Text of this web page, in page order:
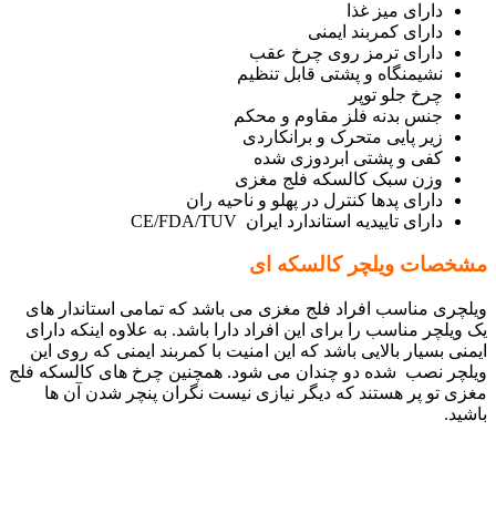
دارای میز غذا
دارای کمربند ایمنی
دارای ترمز روی چرخ عقب
نشیمنگاه و پشتی قابل تنظیم
چرخ جلو توپر
جنس بدنه فلز مقاوم و محکم
زیر پایی متحرک و برانکاردی
کفی و پشتی ابردوزی شده
وزن سبک کالسکه فلج مغزی
دارای پدها کنترل در پهلو و ناحیه ران
دارای تاییدیه استاندارد ایران CE/FDA/TUV
مشخصات ویلچر کالسکه ای
ویلچری مناسب افراد فلج مغزی می باشد که تمامی استاندار های
یک ویلچر مناسب را برای این افراد دارا باشد. به علاوه اینکه دارای
ایمنی بسیار بالایی باشد که این امنیت با کمربند ایمنی که روی این
ویلچر نصب شده دو چندان می شود. همچنین چرخ های کالسکه فلج
مغزی تو پر هستند که دیگر نیازی نیست نگران پنچر شدن آن ها
باشید.